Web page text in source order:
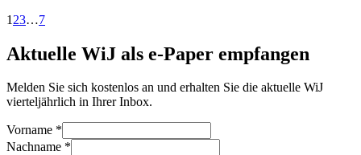
1 23…7
Aktuelle WiJ als e-Paper empfangen
Melden Sie sich kostenlos an und erhalten Sie die aktuelle WiJ
vierteljährlich in Ihrer Inbox.
Vorname *
Nachname *